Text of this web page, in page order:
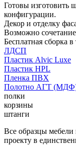
Готовы изготовить
конфигурации.
Декор и отделку
Возможно
Бесплатная сборка
ЛДСП
Пластик Alvic Luxe
Пластик HPL
Пленка ПВХ
Полотно АГТ
полки
корзины
штанги
Все образцы
проекту в